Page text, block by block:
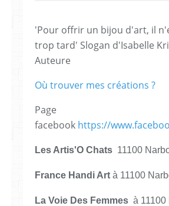
'Pour offrir un bijou d'art, il
trop tard' Slogan d'Isabelle
Auteure
Où trouver mes créations ?
Page
facebook https://
Les Artis'O Chats 11100
France Handi Art à 11100
La Voie Des Femmes à 11100